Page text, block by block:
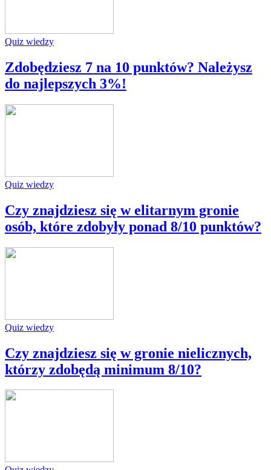
Quiz wiedzy
Zdobędziesz 7 na 10 punktów? Należysz
do najlepszych 3%!
Quiz wiedzy
Czy znajdziesz się w elitarnym gronie
osób, które zdobyły ponad 8/10 punktów?
Quiz wiedzy
Czy znajdziesz się w gronie nielicznych,
którzy zdobędą minimum 8/10?